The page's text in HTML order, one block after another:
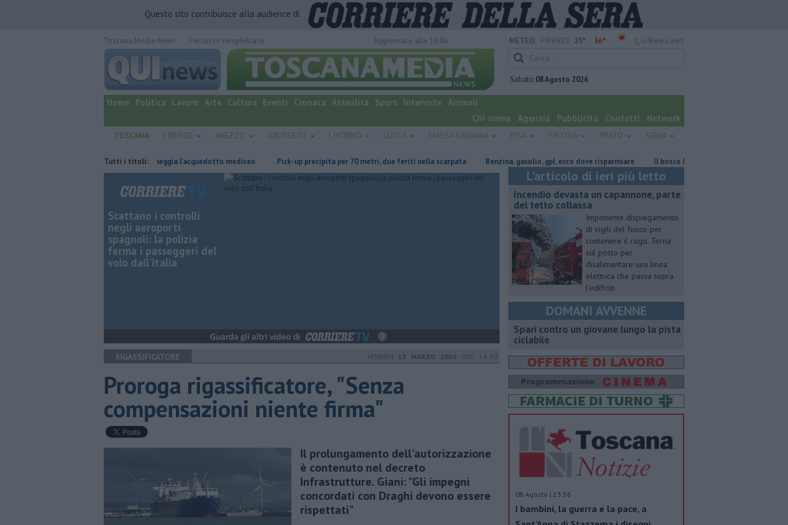
Questo sito contribuisce alla audience di
quotidiano online.
METEO: 25° 36°
Sabato 08 Agosto 2026
Home Politica Lavoro Arte Cultura Eventi Cronaca Attualità Sport Interviste Animali
Chi siamo
Agenzia Pubblicità Contatti Network
TOSCANA FIRENZE AREZZO GROSSETO LIVORNO LUCCA MASSA CARRARA PISA PISTOIA PRATO SIENA
Tutti i titoli:
Per captare l'acqua danneggia l'acquedotto mediceo Pick-up precipita per 70 metri, due feriti nella scarpata ​Benzina, gasolio, gpl, ecco dove risparmiare Il bosco brucia ancora, in fumo 50 ettari
Scattano i controlli
negli aeroporti
spagnoli: la polizia
ferma i passeggeri del
volo dall'Italia
RIGASSIFICATORE VENERDÌ 13 MARZO 2026 ORE 14:30
Proroga rigassificatore, "Senza
compensazioni niente firma"
Il prolungamento dell'autorizzazione
è contenuto nel decreto
Infrastrutture. Giani: "Gli impegni
concordati con Draghi devono essere
rispettati"
L'articolo di ieri più letto
Incendio devasta un capannone, parte
del tetto collassa
Imponente dispiegamento
di vigili del fuoco per
contenere il rogo. Terna
sul posto per
disalimentare una linea
elettrica che passa sopra
l’edificio
DOMANI AVVENNE
Spari contro un giovane lungo la pista
ciclabile
08 Agosto | 13.56
I bambini, la guerra e la pace, a